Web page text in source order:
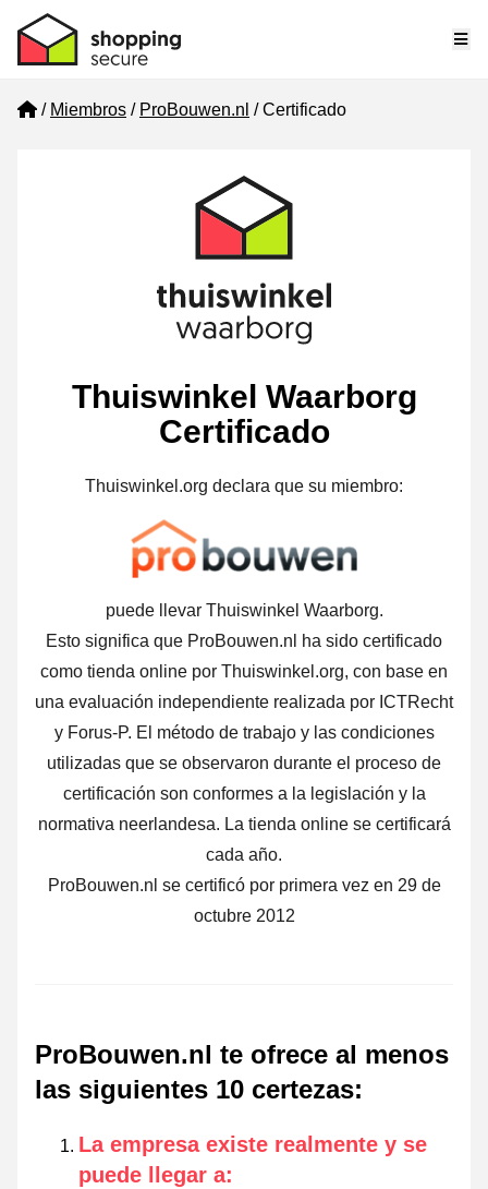
Home
Miembros ProBouwen.nl Certificado
Thuiswinkel Waarborg
Certificado
Thuiswinkel.org declara que su miembro:
puede llevar Thuiswinkel Waarborg.
Esto significa que ProBouwen.nl ha sido certificado
como tienda online por Thuiswinkel.org, con base en
una evaluación independiente realizada por ICTRecht
y Forus-P. El método de trabajo y las condiciones
utilizadas que se observaron durante el proceso de
certificación son conformes a la legislación y la
normativa neerlandesa. La tienda online se certificará
cada año.
ProBouwen.nl se certificó por primera vez en 29 de
octubre 2012
ProBouwen.nl te ofrece al menos
las siguientes 10 certezas:
La empresa existe realmente y se
puede llegar a: